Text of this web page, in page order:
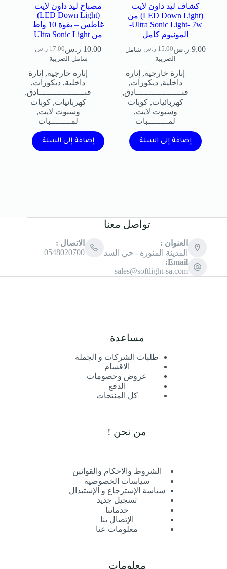
كشاف ليد داون لايت
(LED Down Light) من
Ultra Sonic Light- 7w-
المونيوم كامل
15.00 ر.س 9.00 ر.س
شامل
الضريبة
إنارة خارجية, إنارة
داخلية, ديكورات,
فنــــــــــــــــــادق,
كهربائيات,كوبات
وسبوت لايت,
لمــــــــبات
إضافة إلى السلة
مصباح ليد داون لايت
(LED Down Light)
غاطس – بقوة 10 واط
من Ultra Sonic Light
17.00 ر.س 10.00 ر.س
شامل الضريبة
إنارة خارجية, إنارة
داخلية, ديكورات,
فنــــــــــــــــــادق,
كهربائيات,كوبات
وسبوت لايت,
لمــــــــبات
إضافة إلى السلة
تواصل معنا
العنوان :
المدينة المنورة - حي السد
الاتصال :
0548020700
Email:
sales@softlight-sa.com
مساعدة
طلبات الشركات و الجملة
الاقسام
عروض وخصومات
الدفع
كل المنتجات
من نحن !
الشروط والاحكام والقوانين
سياسات الخصوصية
سياسة الإسترجاع و الإستبدال
تسجيل جديد
خدماتنا
الإتصال بنا
معلومات عنا
معلومات